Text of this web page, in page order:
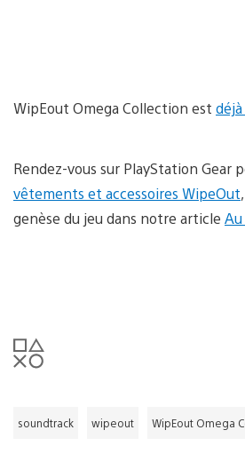
WipEout Omega Collection est
Rendez-vous sur PlayStation Gear
vêtements et accessoires WipeOut
genèse du jeu dans notre article
soundtrack wipeout WipEout Omega